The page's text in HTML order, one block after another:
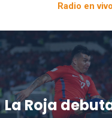
Radio en vivo
La Roja